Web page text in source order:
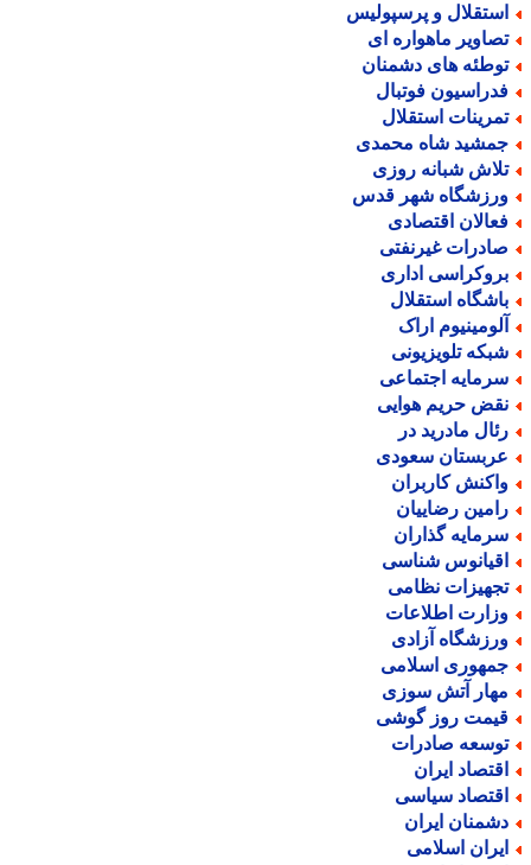
و پرسپولیس
ماهواره ای
های دشمنان
فوتبال
استقلال
شاه محمدی
شبانه روزی
شهر قدس
اقتصادی
غیرنفتی
اداری
استقلال
اراک
تلویزیونی
اجتماعی
حریم هوایی
مادرید در
سعودی
کاربران
رضاییان
گذاران
شناسی
نظامی
اطلاعات
آزادی
اسلامی
آتش سوزی
روز گوشی
صادرات
ایران
سیاسی
ایران
اسلامی